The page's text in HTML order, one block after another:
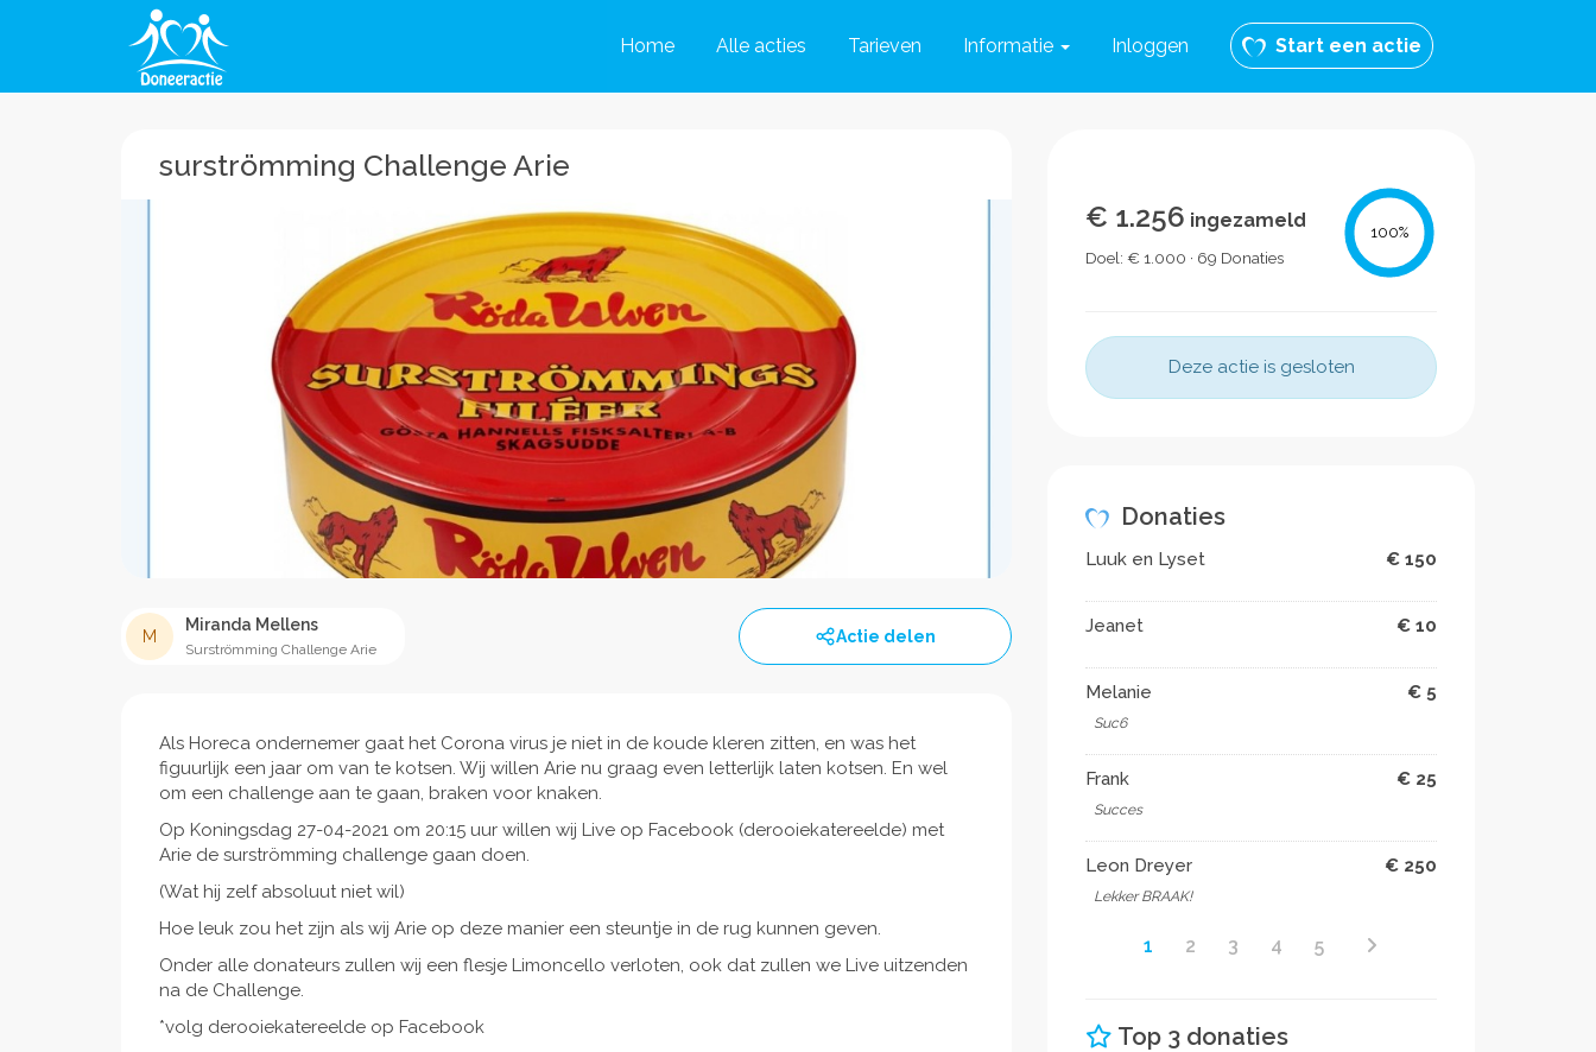
Home Alle acties Tarieven Informatie Inloggen Start een actie
surströmming Challenge Arie
M
Miranda Mellens
Surströmming Challenge Arie
Actie delen
Als Horeca ondernemer gaat het Corona virus je niet in de koude kleren zitten, en was het
figuurlijk een jaar om van te kotsen. Wij willen Arie nu graag even letterlijk laten kotsen. En wel
om een challenge aan te gaan, braken voor knaken.
Op Koningsdag 27-04-2021 om 20:15 uur willen wij Live op Facebook (derooiekatereelde) met
Arie de surströmming challenge gaan doen.
(Wat hij zelf absoluut niet wil)
Hoe leuk zou het zijn als wij Arie op deze manier een steuntje in de rug kunnen geven.
Onder alle donateurs zullen wij een flesje Limoncello verloten, ook dat zullen we Live uitzenden
na de Challenge.
*volg derooiekatereelde op Facebook
€ 1.256 ingezameld
Doel: € 1.000 · 69 Donaties
100%
Deze actie is gesloten
Donaties
Luuk en Lyset € 150
Jeanet € 10
Melanie € 5
Suc6
Frank € 25
Succes
Leon Dreyer € 250
Lekker BRAAK!
1 2 3 4 5
Top 3 donaties